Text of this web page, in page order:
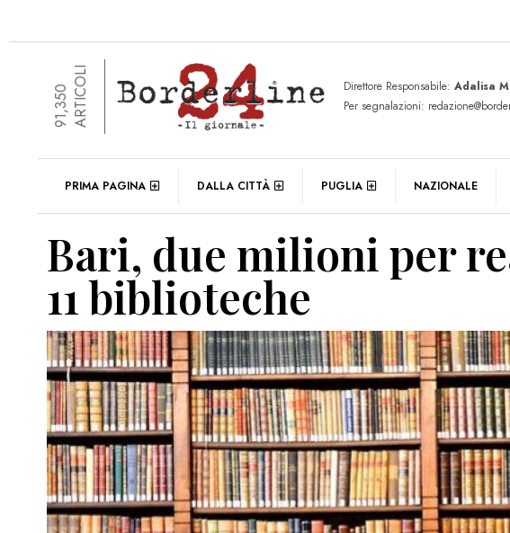
91,350ARTICOLI Direttore Responsabile: Adalisa
Per segnalazioni:
PRIMA PAGINA DALLA CITTÀ PUGLIA NAZIONALE
Bari, due milioni per
11 biblioteche